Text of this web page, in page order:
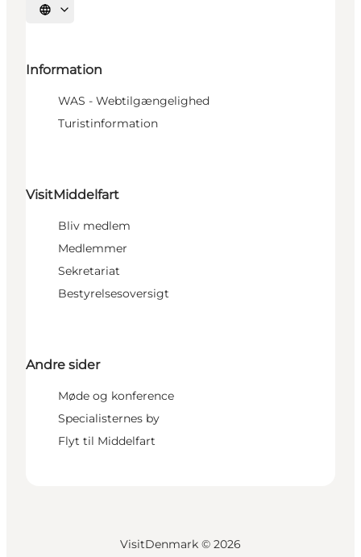
Vælg sprog
Information
WAS - Webtilgængelighed
Turistinformation
VisitMiddelfart
Bliv medlem
Medlemmer
Sekretariat
Bestyrelsesoversigt
Andre sider
Møde og konference
Specialisternes by
Flyt til Middelfart
VisitDenmark © 2026